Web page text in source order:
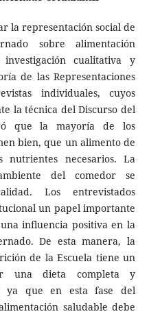
la representación social de
sobre alimentación
cualitativa y
de las Representaciones
individuales, cuyos
la técnica del Discurso del
que la mayoría de los
bien, que un alimento de
necesarios. La
del comedor se
Los entrevistados
un papel importante
influencia positiva en la
De esta manera, la
de la Escuela tiene un
una dieta completa y
ya que en esta fase del
saludable debe